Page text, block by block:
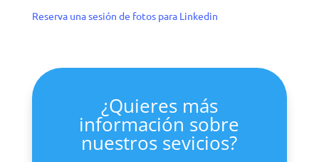
Reserva una sesión de fotos para Linkedin
¿Quieres más
información sobre
nuestros sevicios?